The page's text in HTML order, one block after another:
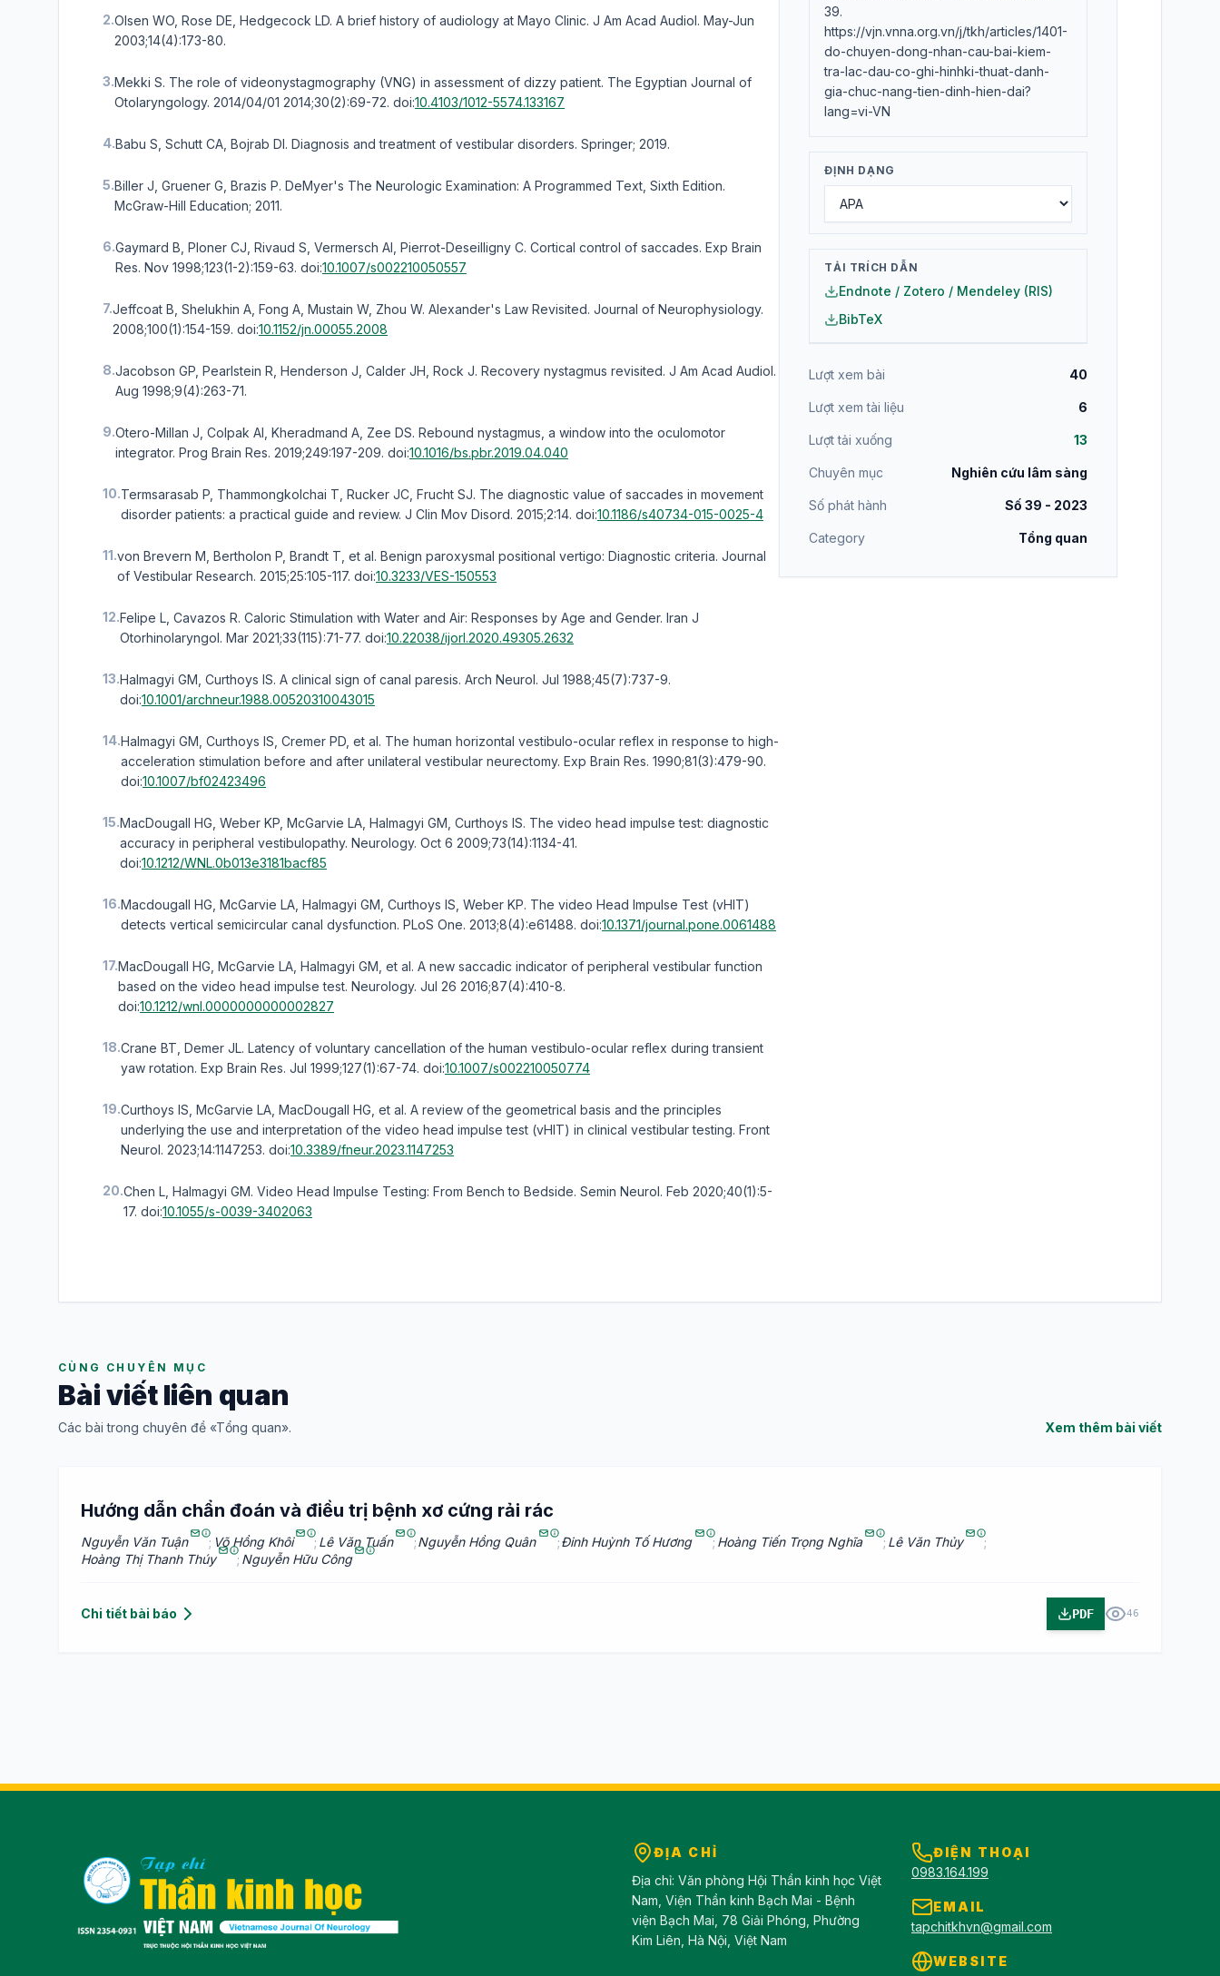
2.Olsen WO, Rose DE, Hedgecock LD. A brief history of audiology at Mayo Clinic. J Am Acad Audiol. May-Jun
2003;14(4):173-80.
3.Mekki S. The role of videonystagmography (VNG) in assessment of dizzy patient. The Egyptian Journal of
Otolaryngology. 2014/04/01 2014;30(2):69-72. doi:10.4103/1012-5574.133167
4.Babu S, Schutt CA, Bojrab DI. Diagnosis and treatment of vestibular disorders. Springer; 2019.
5.Biller J, Gruener G, Brazis P. DeMyer's The Neurologic Examination: A Programmed Text, Sixth Edition.
McGraw-Hill Education; 2011.
6.Gaymard B, Ploner CJ, Rivaud S, Vermersch AI, Pierrot-Deseilligny C. Cortical control of saccades. Exp Brain
Res. Nov 1998;123(1-2):159-63. doi:10.1007/s002210050557
7.Jeffcoat B, Shelukhin A, Fong A, Mustain W, Zhou W. Alexander's Law Revisited. Journal of Neurophysiology.
2008;100(1):154-159. doi:10.1152/jn.00055.2008
8.Jacobson GP, Pearlstein R, Henderson J, Calder JH, Rock J. Recovery nystagmus revisited. J Am Acad Audiol.
Aug 1998;9(4):263-71.
9.Otero-Millan J, Colpak AI, Kheradmand A, Zee DS. Rebound nystagmus, a window into the oculomotor
integrator. Prog Brain Res. 2019;249:197-209. doi:10.1016/bs.pbr.2019.04.040
10.Termsarasab P, Thammongkolchai T, Rucker JC, Frucht SJ. The diagnostic value of saccades in movement
disorder patients: a practical guide and review. J Clin Mov Disord. 2015;2:14. doi:10.1186/s40734-015-0025-4
11.von Brevern M, Bertholon P, Brandt T, et al. Benign paroxysmal positional vertigo: Diagnostic criteria. Journal
of Vestibular Research. 2015;25:105-117. doi:10.3233/VES-150553
12.Felipe L, Cavazos R. Caloric Stimulation with Water and Air: Responses by Age and Gender. Iran J
Otorhinolaryngol. Mar 2021;33(115):71-77. doi:10.22038/ijorl.2020.49305.2632
13.Halmagyi GM, Curthoys IS. A clinical sign of canal paresis. Arch Neurol. Jul 1988;45(7):737-9.
doi:10.1001/archneur.1988.00520310043015
14.Halmagyi GM, Curthoys IS, Cremer PD, et al. The human horizontal vestibulo-ocular reflex in response to high-
acceleration stimulation before and after unilateral vestibular neurectomy. Exp Brain Res. 1990;81(3):479-90.
doi:10.1007/bf02423496
15.MacDougall HG, Weber KP, McGarvie LA, Halmagyi GM, Curthoys IS. The video head impulse test: diagnostic
accuracy in peripheral vestibulopathy. Neurology. Oct 6 2009;73(14):1134-41.
doi:10.1212/WNL.0b013e3181bacf85
16.Macdougall HG, McGarvie LA, Halmagyi GM, Curthoys IS, Weber KP. The video Head Impulse Test (vHIT)
detects vertical semicircular canal dysfunction. PLoS One. 2013;8(4):e61488. doi:10.1371/journal.pone.0061488
17.MacDougall HG, McGarvie LA, Halmagyi GM, et al. A new saccadic indicator of peripheral vestibular function
based on the video head impulse test. Neurology. Jul 26 2016;87(4):410-8.
doi:10.1212/wnl.0000000000002827
18.Crane BT, Demer JL. Latency of voluntary cancellation of the human vestibulo-ocular reflex during transient
yaw rotation. Exp Brain Res. Jul 1999;127(1):67-74. doi:10.1007/s002210050774
19.Curthoys IS, McGarvie LA, MacDougall HG, et al. A review of the geometrical basis and the principles
underlying the use and interpretation of the video head impulse test (vHIT) in clinical vestibular testing. Front
Neurol. 2023;14:1147253. doi:10.3389/fneur.2023.1147253
20.Chen L, Halmagyi GM. Video Head Impulse Testing: From Bench to Bedside. Semin Neurol. Feb 2020;40(1):5-
17. doi:10.1055/s-0039-3402063
39.
https://vjn.vnna.org.vn/j/tkh/articles/1401-
do-chuyen-dong-nhan-cau-bai-kiem-
tra-lac-dau-co-ghi-hinhki-thuat-danh-
gia-chuc-nang-tien-dinh-hien-dai?
lang=vi-VN
ĐỊNH DẠNG
TẢI TRÍCH DẪN
Endnote / Zotero / Mendeley (RIS)
BibTeX
Lượt xem bài 40
Lượt xem tài liệu 6
Lượt tải xuống 13
Chuyên mục Nghiên cứu lâm sàng
Số phát hành Số 39 - 2023
Category Tổng quan
CÙNG CHUYÊN MỤC
Bài viết liên quan
Các bài trong chuyên đề «Tổng quan». Xem thêm bài viết
Hướng dẫn chẩn đoán và điều trị bệnh xơ cứng rải rác
Nguyễn Văn Tuận ; Võ Hồng Khôi ; Lê Văn Tuấn ;Nguyễn Hồng Quân ;Đinh Huỳnh Tố Hương ; Hoàng Tiến Trọng Nghĩa ; Lê Văn Thủy
;
Hoàng Thị Thanh Thúy
; Nguyễn Hữu Công
Chi tiết bài báo PDF 46
ĐỊA CHỈ
Địa chỉ: Văn phòng Hội Thần kinh học Việt
Nam, Viện Thần kinh Bạch Mai - Bệnh
viện Bạch Mai, 78 Giải Phóng, Phường
Kim Liên, Hà Nội, Việt Nam
ĐIỆN THOẠI
0983.164.199
EMAIL
tapchitkhvn@gmail.com
WEBSITE